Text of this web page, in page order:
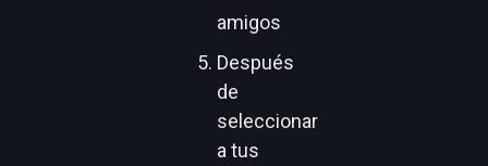
Después
de
seleccionar
a tus